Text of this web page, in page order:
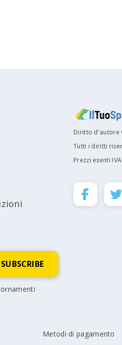
Diritto d'autore
Tutti i diritti
Prezzi esenti IVA
Metodi di pagamento